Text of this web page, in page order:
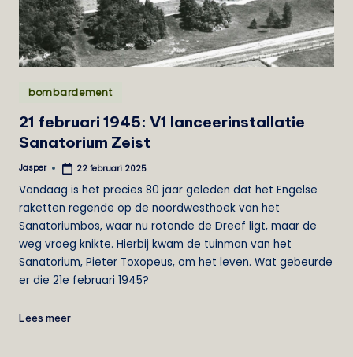
e
i
s
Geplaatst
bombardement
21 februari 1945: V1 lanceerinstallatie
Sanatorium Zeist
Geplaatst
Jasper 22 februari 2025
Vandaag is het precies 80 jaar geleden dat het Engelse
raketten regende op de noordwesthoek van het
Sanatoriumbos, waar nu rotonde de Dreef ligt, maar de
weg vroeg knikte. Hierbij kwam de tuinman van het
Sanatorium, Pieter Toxopeus, om het leven. Wat gebeurde
er die 21e februari 1945?
Lees meer